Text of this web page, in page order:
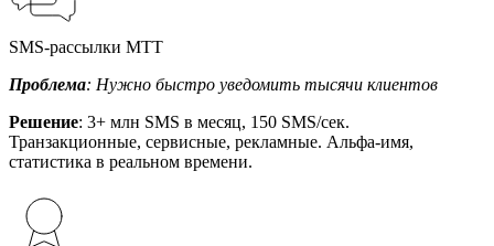
SMS-рассылки МТТ
Проблема: Нужно быстро уведомить тысячи клиентов
Решение: 3+ млн SMS в месяц, 150 SMS/сек.
Транзакционные, сервисные, рекламные. Альфа-имя,
статистика в реальном времени.